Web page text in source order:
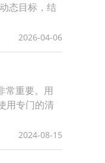
态目标，结
2026-04-06
常重要。用
用专门的清
2024-08-15